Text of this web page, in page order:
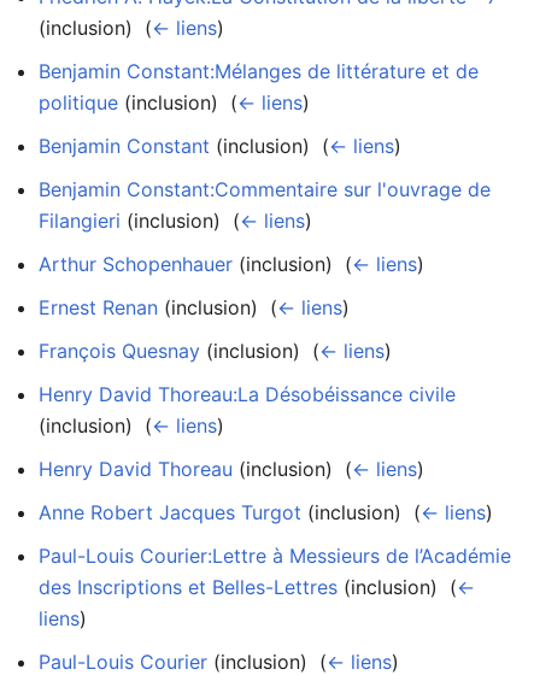
(inclusion) ‎ (← liens)
Benjamin Constant:Mélanges de littérature et de
politique (inclusion) ‎ (← liens)
Benjamin Constant (inclusion) ‎ (← liens)
Benjamin Constant:Commentaire sur l'ouvrage de
Filangieri (inclusion) ‎ (← liens)
Arthur Schopenhauer (inclusion) ‎ (← liens)
Ernest Renan (inclusion) ‎ (← liens)
François Quesnay (inclusion) ‎ (← liens)
Henry David Thoreau:La Désobéissance civile
(inclusion) ‎ (← liens)
Henry David Thoreau (inclusion) ‎ (← liens)
Anne Robert Jacques Turgot (inclusion) ‎ (← liens)
Paul-Louis Courier:Lettre à Messieurs de l’Académie
des Inscriptions et Belles-Lettres (inclusion) ‎ (←
liens)
Paul-Louis Courier (inclusion) ‎ (← liens)